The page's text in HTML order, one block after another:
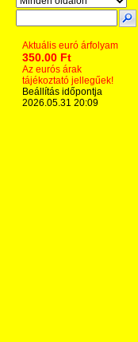
Aktuális euró árfolyam
350.00 Ft
Az eurós árak
tájékoztató jellegűek!
Beállítás időpontja
2026.05.31 20:09